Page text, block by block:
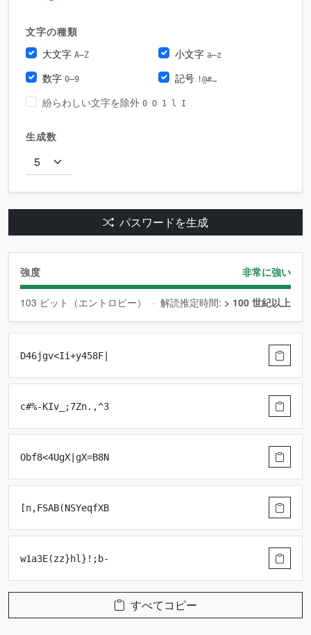
文字の種類
大文字 A–Z 小文字 a–z
数字 0–9 記号 !@#…
紛らわしい文字を除外 0 O 1 l I
生成数
パスワードを生成
強度 非常に強い
103 ビット（エントロピー） · 解読推定時間: > 100 世紀以上
D46jgv<Ii+y458F|
c#%-KIv_;7Zn.,^3
Obf8<4UgX|gX=B8N
[n,FSAB(NSYeqfXB
w1a3E(zz}hl}!;b-
すべてコピー